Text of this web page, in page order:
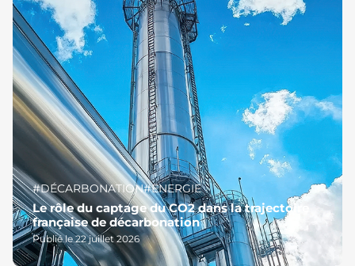
#DÉCARBONATION#ENERGIE
Le rôle du captage du CO2 dans la trajectoire
française de décarbonation
Publié le 22 juillet 2026